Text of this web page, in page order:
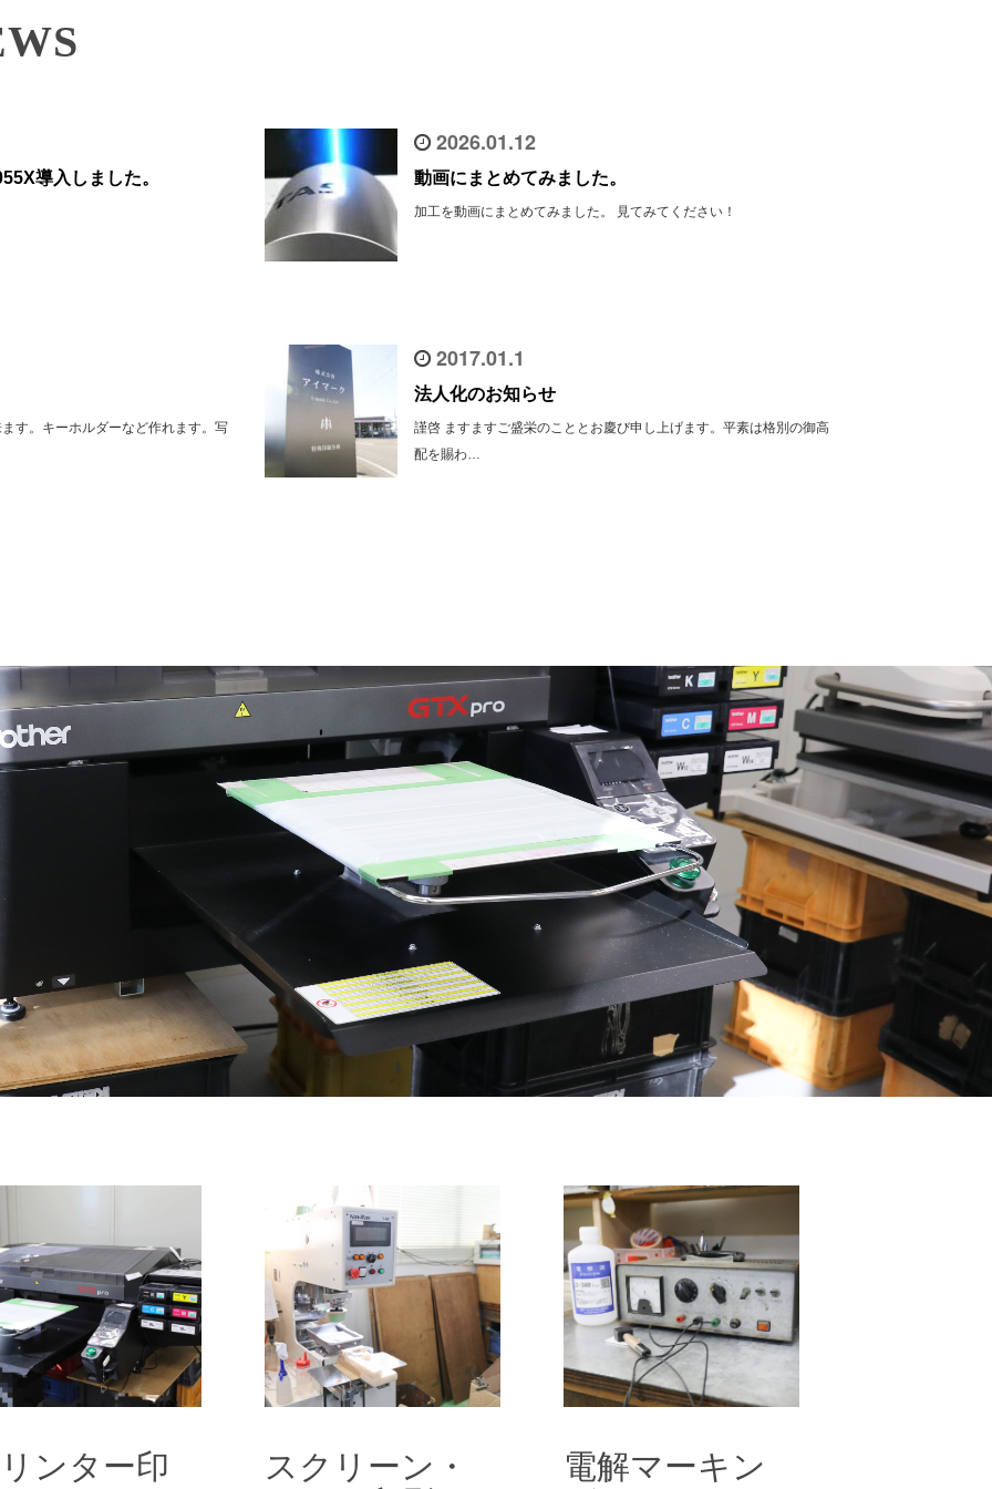
導入しました。
2026.01.12
動画にまとめてみました。
加工を動画にまとめてみました。 見てみてください！
す。キーホルダーなど作れます。写
2017.01.1
法人化のお知らせ
謹啓 ますますご盛栄のこととお慶び申し上げます。平素は格別の御高
配を賜わ…
ンター印
スクリーン・パッド印刷
スクリーン・
電解マーキング
電解マーキン